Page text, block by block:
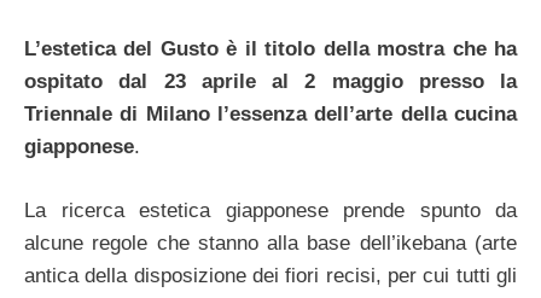
L’estetica del Gusto è il titolo della mostra che ha
ospitato dal 23 aprile al 2 maggio presso la
Triennale di Milano l’essenza dell’arte della cucina
giapponese.
La ricerca estetica giapponese prende spunto da
alcune regole che stanno alla base dell’ikebana (arte
antica della disposizione dei fiori recisi, per cui tutti gli